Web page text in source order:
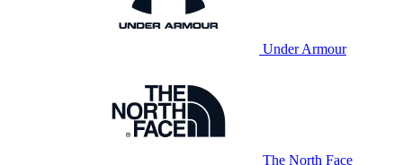
Under Armour
The North Face